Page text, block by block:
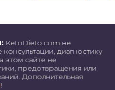
KetoDieto.com не
диагностику
этом сайте не
предотвращения или
Дополнительная
!